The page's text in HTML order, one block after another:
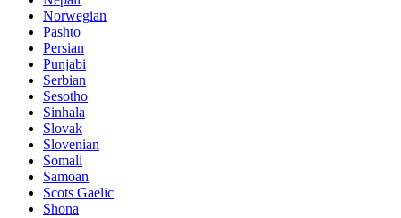
Norwegian
Pashto
Persian
Punjabi
Serbian
Sesotho
Sinhala
Slovak
Slovenian
Somali
Samoan
Scots Gaelic
Shona